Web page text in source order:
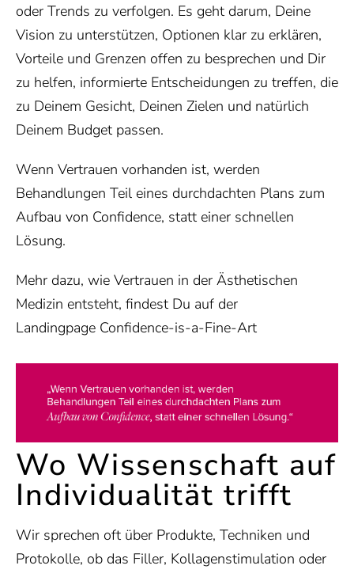
oder Trends zu verfolgen. Es geht darum, Deine
Vision zu unterstützen, Optionen klar zu erklären,
Vorteile und Grenzen offen zu besprechen und Dir
zu helfen, informierte Entscheidungen zu treffen, die
zu Deinem Gesicht, Deinen Zielen und natürlich
Deinem Budget passen.
Wenn Vertrauen vorhanden ist, werden
Behandlungen Teil eines durchdachten Plans zum
Aufbau von Confidence, statt einer schnellen
Lösung.
Mehr dazu, wie Vertrauen in der Ästhetischen
Medizin entsteht, findest Du auf der
Landingpage Confidence-is-a-Fine-Art
Wo Wissenschaft auf
Individualität trifft
Wir sprechen oft über Produkte, Techniken und
Protokolle, ob das Filler, Kollagenstimulation oder